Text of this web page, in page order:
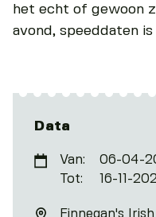
het echt of gewoon
avond, speeddaten
Data
Van:
06-04-
Tot:
16-11-
Finnegan's